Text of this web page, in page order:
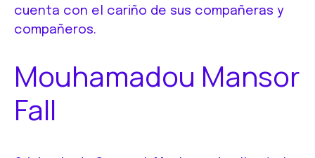
cuenta con el cariño de sus compañeras y
compañeros.
Mouhamadou Mansor
Fall